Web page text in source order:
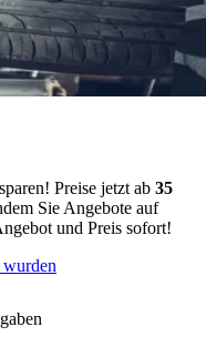
Preise jetzt ab 35
Sie Angebote auf
und Preis sofort!